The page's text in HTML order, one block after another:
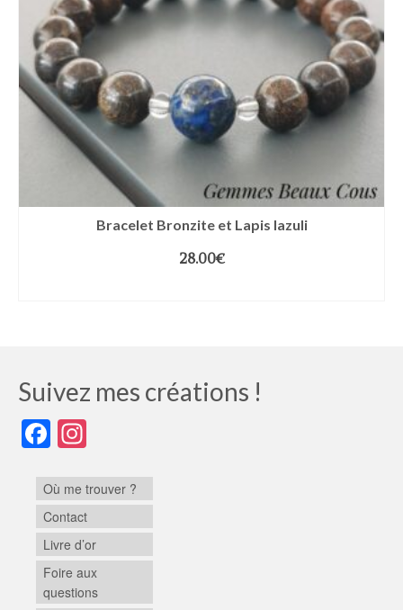
Bracelet Bronzite et Lapis lazuli
28.00€
Suivez mes créations !
Facebook
Où me trouver ?
Contact
Livre d’or
Foire aux
questions